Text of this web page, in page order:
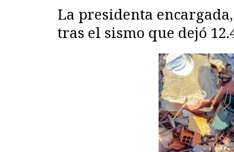
La presidenta
tras el sismo que dejó